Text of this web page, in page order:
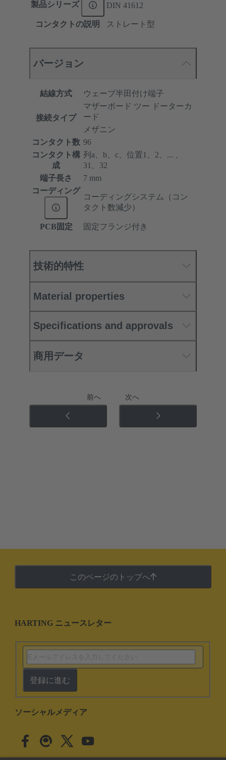
製品シリーズ DIN 41612
コンタクトの説明 ストレート型
バージョン
結線方式 ウェーブ半田付け端子
接続タイプ
マザーボード ツー ドーターカ
ード
メザニン
コンタクト数 96
コンタクト構
成
列a、b、c、位置1、2、... 、
31、32
端子長さ
7 mm
コーディング
コーディングシステム（コン
タクト数減少）
PCB固定 固定フランジ付き
技術的特性
Material properties
Specifications and approvals
商用データ
前へ 次へ
このページのトップへ
HARTING ニュースレター
登録に進む
ソーシャルメディア